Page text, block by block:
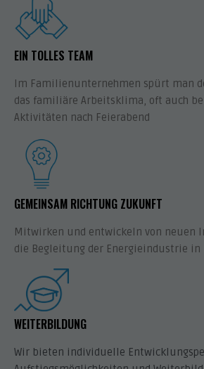
EIN TOLLES TEAM
Im Familienunternehmen spürt man
das familiäre Arbeitsklima, oft auch
Aktivitäten nach Feierabend
GEMEINSAM RICHTUNG ZUKUNFT
Mitwirken und entwickeln von neuen
die Begleitung der Energieindustrie in
WEITERBILDUNG
Wir bieten individuelle